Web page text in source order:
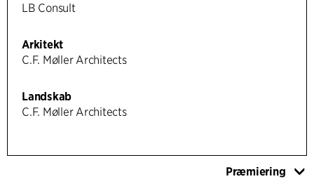
LB Consult
Arkitekt
C.F. Møller Architects
Landskab
C.F. Møller Architects
Præmiering